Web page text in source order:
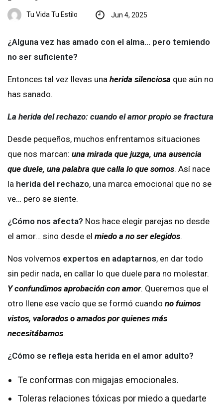
Tu Vida Tu Estilo Jun 4, 2025
¿Alguna vez has amado con el alma… pero temiendo
no ser suficiente?
Entonces tal vez llevas una herida silenciosa que aún no
has sanado.
La herida del rechazo: cuando el amor propio se fractura
Desde pequeños, muchos enfrentamos situaciones
que nos marcan: una mirada que juzga, una ausencia
que duele, una palabra que calla lo que somos. Así nace
la herida del rechazo, una marca emocional que no se
ve… pero se siente.
¿Cómo nos afecta? Nos hace elegir parejas no desde
el amor… sino desde el miedo a no ser elegidos.
Nos volvemos expertos en adaptarnos, en dar todo
sin pedir nada, en callar lo que duele para no molestar.
Y confundimos aprobación con amor. Queremos que el
otro llene ese vacío que se formó cuando no fuimos
vistos, valorados o amados por quienes más
necesitábamos.
¿Cómo se refleja esta herida en el amor adulto?
Te conformas con migajas emocionales.
Toleras relaciones tóxicas por miedo a quedarte